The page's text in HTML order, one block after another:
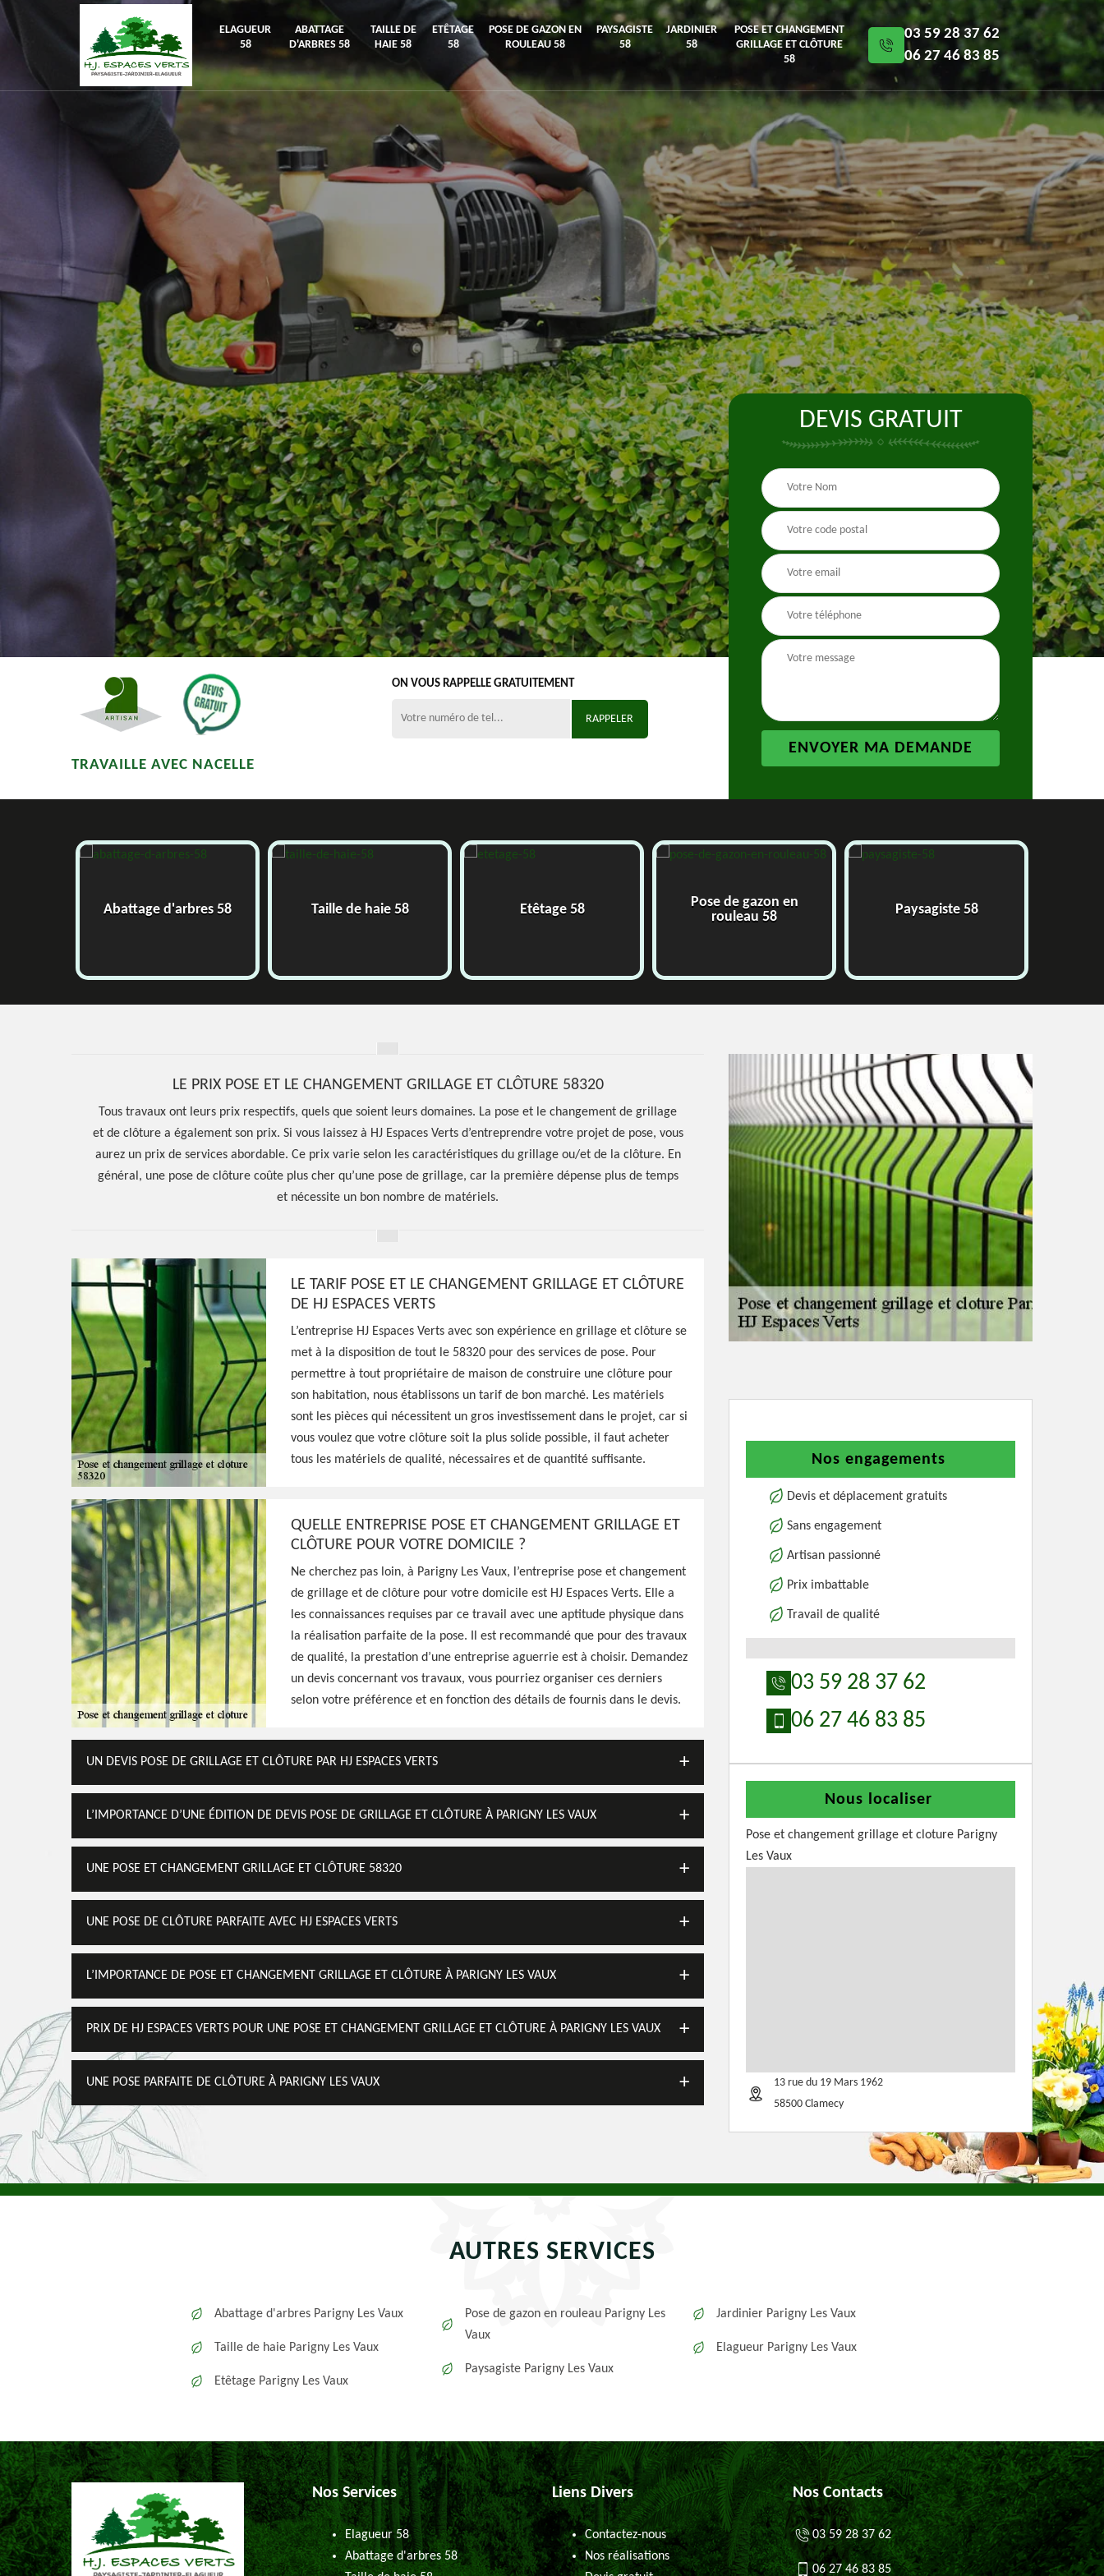
ELAGUEUR
58
ABATTAGE
D'ARBRES 58
TAILLE DE
HAIE 58
ETÊTAGE
58
POSE DE GAZON EN
ROULEAU 58
PAYSAGISTE
58
JARDINIER
58
POSE ET CHANGEMENT
GRILLAGE ET CLÔTURE
58
03 59 28 37 62
06 27 46 83 85
Entreprise pose et
changement grillage et
clôture Parigny Les Vaux
58320
Meilleur jardinier à Parigny Les Vaux 58320, HJ Espaces Verts saura
grillage et de clôture, travaux fiables et effectués dans les délais
convenus
Voir Nos Realisations Contactez-Nous!
TRAVAILLE AVEC NACELLE
ON VOUS RAPPELLE GRATUITEMENT
DEVIS GRATUIT
Abattage d'arbres 58 Taille de haie 58 Etêtage 58
Pose de gazon en
rouleau 58
Paysagiste 58
LE PRIX POSE ET LE CHANGEMENT GRILLAGE ET CLÔTURE 58320
Tous travaux ont leurs prix respectifs, quels que soient leurs domaines. La pose et le changement de grillage
et de clôture a également son prix. Si vous laissez à HJ Espaces Verts d’entreprendre votre projet de pose, vous
aurez un prix de services abordable. Ce prix varie selon les caractéristiques du grillage ou/et de la clôture. En
général, une pose de clôture coûte plus cher qu’une pose de grillage, car la première dépense plus de temps
et nécessite un bon nombre de matériels.
LE TARIF POSE ET LE CHANGEMENT GRILLAGE ET CLÔTURE
DE HJ ESPACES VERTS
L’entreprise HJ Espaces Verts avec son expérience en grillage et clôture se
met à la disposition de tout le 58320 pour des services de pose. Pour
permettre à tout propriétaire de maison de construire une clôture pour
son habitation, nous établissons un tarif de bon marché. Les matériels
sont les pièces qui nécessitent un gros investissement dans le projet, car si
vous voulez que votre clôture soit la plus solide possible, il faut acheter
tous les matériels de qualité, nécessaires et de quantité suffisante.
QUELLE ENTREPRISE POSE ET CHANGEMENT GRILLAGE ET
CLÔTURE POUR VOTRE DOMICILE ?
Ne cherchez pas loin, à Parigny Les Vaux, l’entreprise pose et changement
de grillage et de clôture pour votre domicile est HJ Espaces Verts. Elle a
les connaissances requises par ce travail avec une aptitude physique dans
la réalisation parfaite de la pose. Il est recommandé que pour des travaux
de qualité, la prestation d’une entreprise aguerrie est à choisir. Demandez
un devis concernant vos travaux, vous pourriez organiser ces derniers
selon votre préférence et en fonction des détails de fournis dans le devis.
UN DEVIS POSE DE GRILLAGE ET CLÔTURE PAR HJ ESPACES VERTS
L’IMPORTANCE D’UNE ÉDITION DE DEVIS POSE DE GRILLAGE ET CLÔTURE À PARIGNY LES VAUX
UNE POSE ET CHANGEMENT GRILLAGE ET CLÔTURE 58320
UNE POSE DE CLÔTURE PARFAITE AVEC HJ ESPACES VERTS
L’IMPORTANCE DE POSE ET CHANGEMENT GRILLAGE ET CLÔTURE À PARIGNY LES VAUX
PRIX DE HJ ESPACES VERTS POUR UNE POSE ET CHANGEMENT GRILLAGE ET CLÔTURE À PARIGNY LES VAUX
UNE POSE PARFAITE DE CLÔTURE À PARIGNY LES VAUX
Nos engagements
Devis et déplacement gratuits
Sans engagement
Artisan passionné
Prix imbattable
Travail de qualité
03 59 28 37 62
06 27 46 83 85
Nous localiser
Pose et changement grillage et cloture Parigny
Les Vaux
13 rue du 19 Mars 1962
58500 Clamecy
AUTRES SERVICES
Abattage d'arbres Parigny Les Vaux
Taille de haie Parigny Les Vaux
Etêtage Parigny Les Vaux
Pose de gazon en rouleau Parigny Les
Vaux
Paysagiste Parigny Les Vaux
Jardinier Parigny Les Vaux
Elagueur Parigny Les Vaux
Nos Services
Elagueur 58
Abattage d'arbres 58
Liens Divers
Contactez-nous
Nos réalisations
Nos Contacts
03 59 28 37 62
06 27 46 83 85